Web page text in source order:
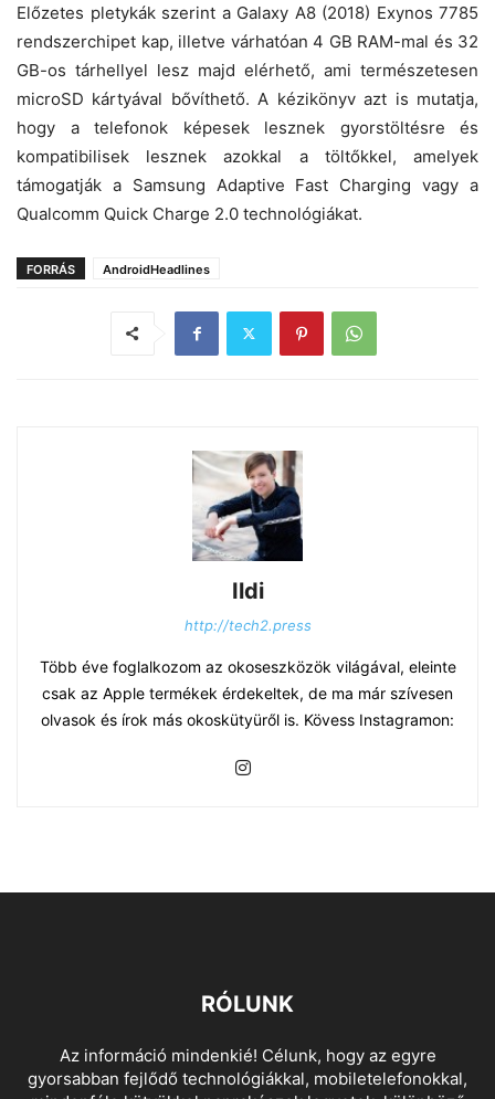
Előzetes pletykák szerint a Galaxy A8 (2018) Exynos 7785
rendszerchipet kap, illetve várhatóan 4 GB RAM-mal és 32
GB-os tárhellyel lesz majd elérhető, ami természetesen
microSD kártyával bővíthető. A kézikönyv azt is mutatja,
hogy a telefonok képesek lesznek gyorstöltésre és
kompatibilisek lesznek azokkal a töltőkkel, amelyek
támogatják a Samsung Adaptive Fast Charging vagy a
Qualcomm Quick Charge 2.0 technológiákat.
FORRÁS AndroidHeadlines
Ildi
http://tech2.press
Több éve foglalkozom az okoseszközök világával, eleinte
csak az Apple termékek érdekeltek, de ma már szívesen
olvasok és írok más okoskütyüről is. Kövess Instagramon:
RÓLUNK
Az információ mindenkié! Célunk, hogy az egyre
gyorsabban fejlődő technológiákkal, mobiletelefonokkal,